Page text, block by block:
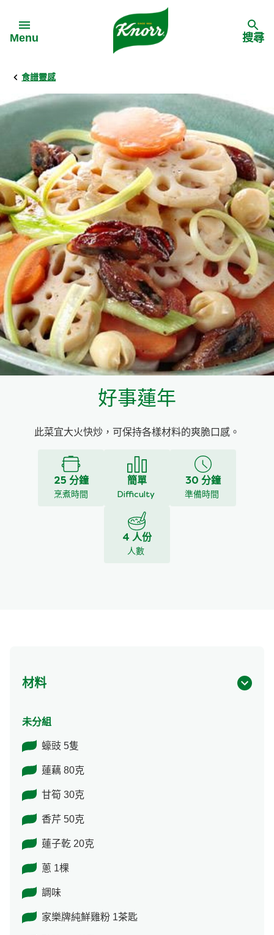
Menu
Back
食譜靈感
料理食材
料理方式
季節節慶
多國料理
料理種類
Back
家樂牌產品
家樂牌純鮮雞粉
家樂牌雞粉
家樂牌鮮菇粉
家樂牌濃湯寶
家樂牌雞汁
家樂牌快熟通心粉
家樂牌鮮露
家樂牌雞湯粒
家樂牌純鮮清雞湯
Back
主頁
背景
甚麼是愛環境食材
愛環境食材名單
愛環境食材食譜
愛環境食材篩選條件
搜尋
食譜靈感
好事蓮年
此菜宜大火快炒，可保持各樣材料的爽脆口感。
25 分鐘
烹煮時間
簡單
Difficulty
30 分鐘
準備時間
4 人份
人數
材料
未分組
蠔豉 5隻
蓮藕 80克
甘筍 30克
香芹 50克
蓮子乾 20克
蔥 1棵
調味
家樂牌純鮮雞粉 1茶匙